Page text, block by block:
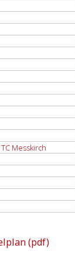
TC Messkirch
(pdf)